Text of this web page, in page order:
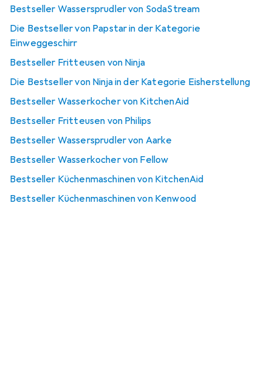
Bestseller Wassersprudler von SodaStream
Die Bestseller von Papstar in der Kategorie
Einweggeschirr
Bestseller Fritteusen von Ninja
Die Bestseller von Ninja in der Kategorie Eisherstellung
Bestseller Wasserkocher von KitchenAid
Bestseller Fritteusen von Philips
Bestseller Wassersprudler von Aarke
Bestseller Wasserkocher von Fellow
Bestseller Küchenmaschinen von KitchenAid
Bestseller Küchenmaschinen von Kenwood